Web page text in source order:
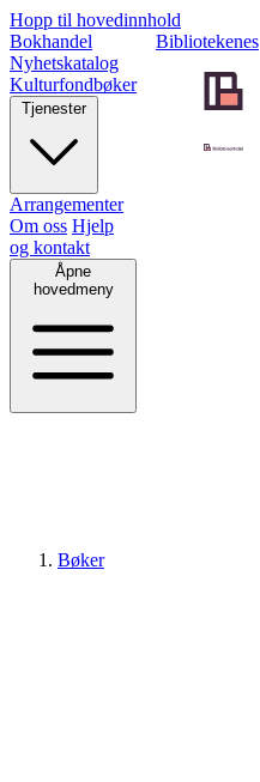
Hopp til hovedinnhold
Bibliotekenes
Bokhandel
Nyhetskatalog
Kulturfondbøker
Tjenester
Arrangementer
Om oss Hjelp
og kontakt
Åpne
hovedmeny
Bøker